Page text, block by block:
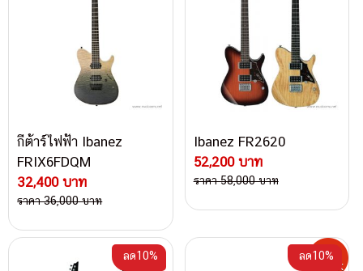
กีต้าร์ไฟฟ้า Ibanez
FRIX6FDQM
32,400 บาท
ราคา 36,000 บาท
Ibanez FR2620
52,200 บาท
ราคา 58,000 บาท
ลด10% ลด10%